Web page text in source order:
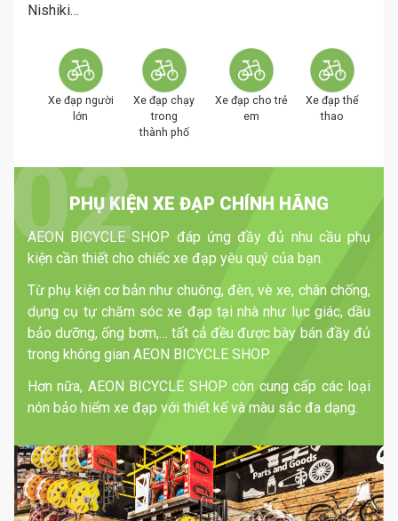
Nishiki…
Xe đạp người
lớn
Xe đạp chạy
trong
thành phố
Xe đạp cho trẻ
em
Xe đạp thể
thao
PHỤ KIỆN XE ĐẠP CHÍNH HÃNG
AEON BICYCLE SHOP đáp ứng đầy đủ nhu cầu phụ
kiện cần thiết cho chiếc xe đạp yêu quý của bạn.
Từ phụ kiện cơ bản như chuông, đèn, vè xe, chân chống,
dụng cụ tự chăm sóc xe đạp tại nhà như lục giác, dầu
bảo dưỡng, ống bơm,… tất cả đều được bày bán đầy đủ
trong không gian AEON BICYCLE SHOP.
Hơn nữa, AEON BICYCLE SHOP còn cung cấp các loại
nón bảo hiểm xe đạp với thiết kế và màu sắc đa dạng.